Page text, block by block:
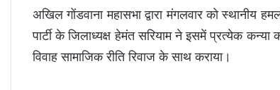
अखिल गोंडवाना महासभा द्वारा मंगलवार को स्थानीय
पार्टी के जिलाध्यक्ष हेमंत सरियाम ने इसमें प्रत्येक
विवाह सामाजिक रीति रिवाज के साथ कराया।